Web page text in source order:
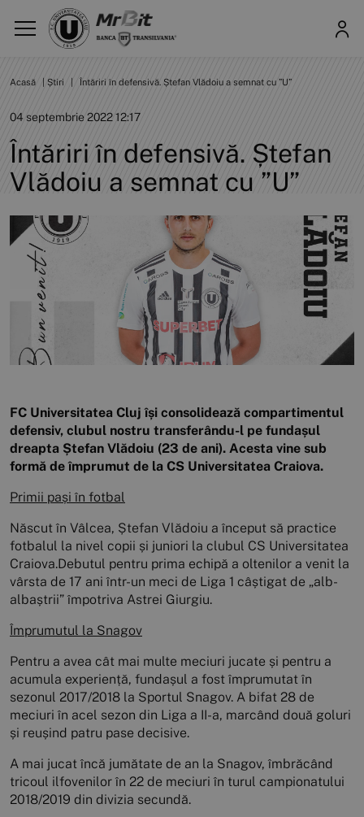
Acasă Știri Întăriri în defensivă. Ștefan Vlădoiu a semnat cu ”U”
04 septembrie 2022 12:17
Întăriri în defensivă. Ștefan
Vlădoiu a semnat cu ”U”
FC Universitatea Cluj își consolidează compartimentul
defensiv, clubul nostru transferându-l pe fundașul
dreapta Ștefan Vlădoiu (23 de ani). Acesta vine sub
formă de împrumut de la CS Universitatea Craiova.
Primii pași în fotbal
Născut în Vâlcea, Ștefan Vlădoiu a început să practice
fotbalul la nivel copii și juniori la clubul CS Universitatea
Craiova.Debutul pentru prima echipă a oltenilor a venit la
vârsta de 17 ani într-un meci de Liga 1 câștigat de „alb-
albaștrii” împotriva Astrei Giurgiu.
Împrumutul la Snagov
Pentru a avea cât mai multe meciuri jucate și pentru a
acumula experiență, fundașul a fost împrumutat în
sezonul 2017/2018 la Sportul Snagov. A bifat 28 de
meciuri în acel sezon din Liga a II-a, marcând două goluri
și reușind patru pase decisive.
A mai jucat încă jumătate de an la Snagov, îmbrăcând
tricoul ilfovenilor în 22 de meciuri în turul campionatului
2018/2019 din divizia secundă.